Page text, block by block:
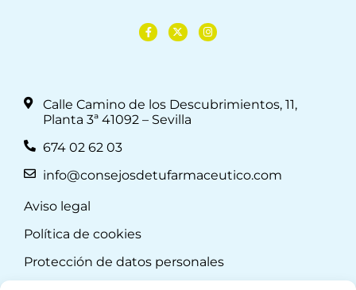
Calle Camino de los Descubrimientos, 11,
Planta 3ª 41092 – Sevilla
674 02 62 03
info@consejosdetufarmaceutico.com
Aviso legal
Política de cookies
Protección de datos personales